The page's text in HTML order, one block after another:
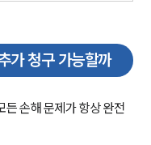
가 청구 가능할까
든 손해 문제가 항상 완전